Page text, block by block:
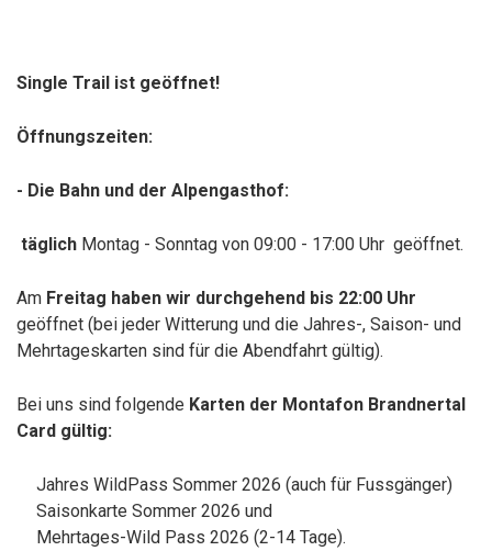
Single Trail ist geöffnet!
Öffnungszeiten:
- Die Bahn und der Alpengasthof:
täglich Montag - Sonntag von 09:00 - 17:00 Uhr geöffnet.
Am Freitag haben wir durchgehend bis 22:00 Uhr
geöffnet (bei jeder Witterung und die Jahres-, Saison- und
Mehrtageskarten sind für die Abendfahrt gültig).
Bei uns sind folgende Karten der Montafon Brandnertal
Card gültig:
Jahres WildPass Sommer 2026 (auch für Fussgänger)
Saisonkarte Sommer 2026 und
Mehrtages-Wild Pass 2026 (2-14 Tage).